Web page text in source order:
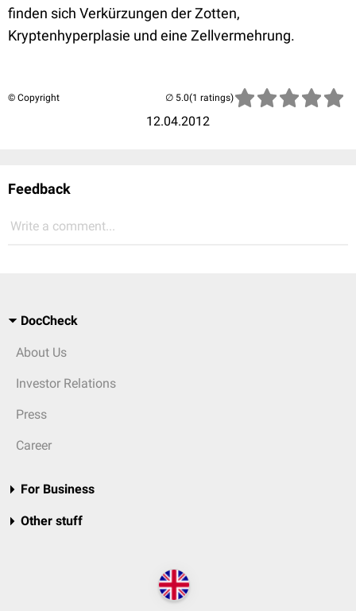
finden sich Verkürzungen der Zotten,
Kryptenhyperplasie und eine Zellvermehrung.
© Copyright
12.04.2012
(1 ratings)
Feedback
Write a comment...
DocCheck
About Us
Investor Relations
Press
Career
For Business
Other stuff